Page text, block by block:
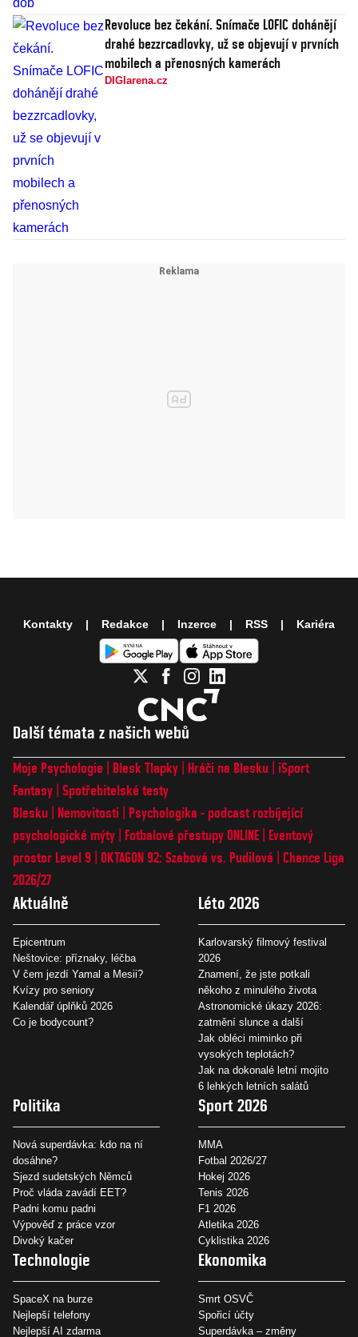
Revoluce bez čekání. Snímače LOFIC dohánějí
drahé bezzrcadlovky, už se objevují v prvních
mobilech a přenosných kamerách
DIGIarena.cz
Další témata z našich webů
Moje Psychologie Blesk Tlapky Hráči na Blesku
iSport
Fantasy Spotřebitelské testy
Blesku
Nemovitosti
Psychologika - podcast rozbíjející
psychologické mýty
Fotbalové přestupy ONLINE
Eventový
prostor Level 9 OKTAGON 92: Szabová vs. Pudilová
Chance Liga
2026/27
Aktuálně
Epicentrum
Neštovice: příznaky, léčba
V čem jezdí Yamal a Mesii?
Kvízy pro seniory
Kalendář úplňků 2026
Co je bodycount?
Léto 2026
Karlovarský filmový festival
2026
Znamení, že jste potkali
někoho z minulého života
Astronomické úkazy 2026:
zatmění slunce a další
Jak obléci miminko při
vysokých teplotách?
Jak na dokonalé letní mojito
6 lehkých letních salátů
Politika
Nová superdávka: kdo na ní
dosáhne?
Sjezd sudetských Němců
Proč vláda zavádí EET?
Padni komu padni
Výpověď z práce vzor
Divoký kačer
Sport 2026
MMA
Fotbal 2026/27
Hokej 2026
Tenis 2026
F1 2026
Atletika 2026
Cyklistika 2026
Technologie
SpaceX na burze
Nejlepší telefony
Nejlepší AI zdarma
Ekonomika
Smrt OSVČ
Spořicí účty
Superdávka – změny
Kontakty Redakce Inzerce RSS Kariéra